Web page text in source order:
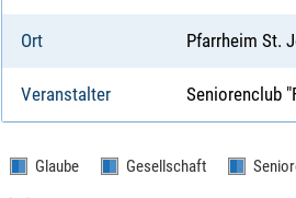
Ort Pfarrheim St.
Veranstalter Seniorenclub
Glaube Gesellschaft